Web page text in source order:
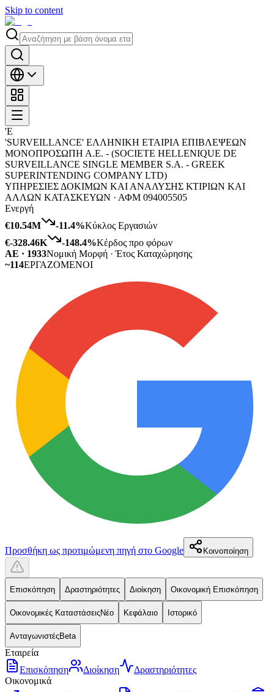
Skip to content
'Ε
'SURVEILLANCE' ΕΛΛΗΝΙΚΗ ΕΤΑΙΡΙΑ ΕΠΙΒΛΕΨΕΩΝ
ΜΟΝΟΠΡΟΣΩΠΗ Α.Ε. - (SOCIETE HELLENIQUE DE
SURVEILLANCE SINGLE MEMBER S.A. - GREEK
SUPERINTENDING COMPANY LTD)
ΥΠΗΡΕΣΙΕΣ ΔΟΚΙΜΩΝ ΚΑΙ ΑΝΑΛΥΣΗΣ ΚΤΙΡΙΩΝ ΚΑΙ
ΑΛΛΩΝ ΚΑΤΑΣΚΕΥΩΝ · ΑΦΜ 094005505
Ενεργή
€10.54M
-11.4%Κύκλος Εργασιών
€-328.46K
-148.4%Κέρδος προ φόρων
ΑΕ · 1933Νομική Μορφή · Έτος Καταχώρησης
~114ΕΡΓΑΖΟΜΕΝΟΙ
Προσθήκη ως προτιμώμενη πηγή στο Google Κοινοποίηση
Επισκόπηση Δραστηριότητες Διοίκηση Οικονομική Επισκόπηση
Οικονομικές ΚαταστάσειςΝέο Κεφάλαιο Ιστορικό
ΑνταγωνιστέςBeta
Εταιρεία
Επισκόπηση
Διοίκηση
Δραστηριότητες
Οικονομικά